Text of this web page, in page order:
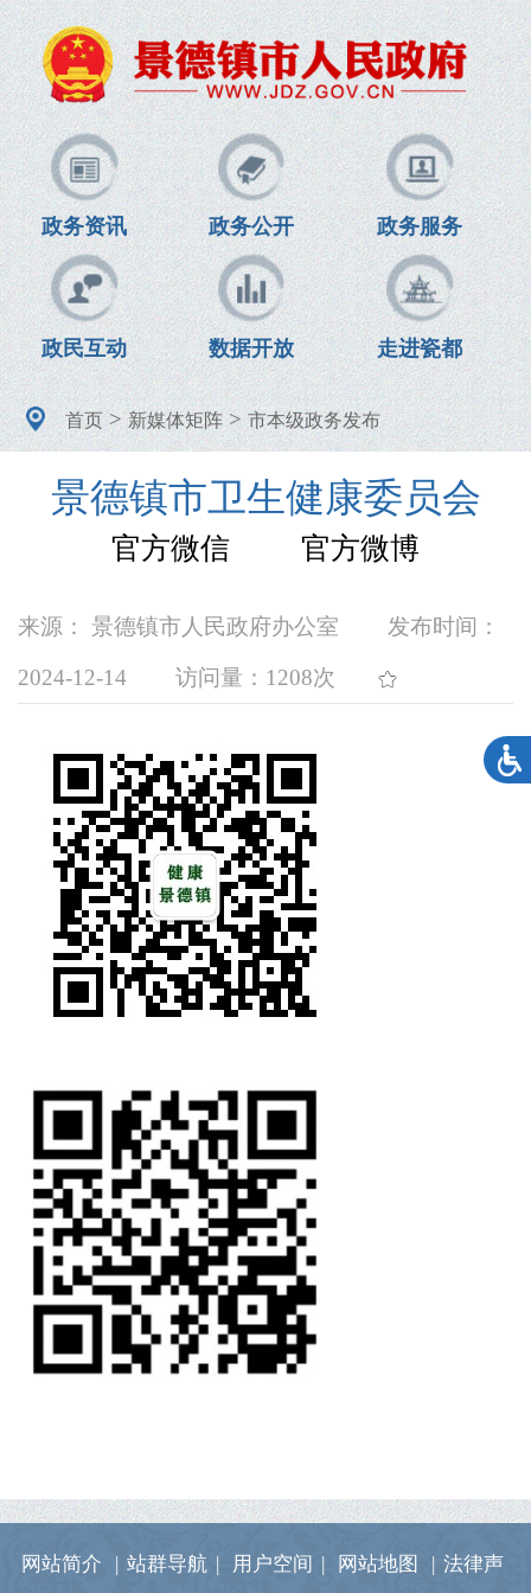
政务资讯 政务公开 政务服务
政民互动 数据开放 走进瓷都
首页>新媒体矩阵>市本级政务发布
景德镇市卫生健康委员会
官方微信 官方微博
来源： 景德镇市人民政府办公室 发布时间：
2024-12-14 访问量： 1208次
网站简介 | 站群导航 | 用户空间 | 网站地图 | 法律声